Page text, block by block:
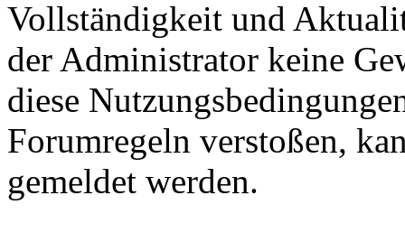
Vollständigkeit und
der Administrator keine
diese
Forumregeln verstoßen,
gemeldet werden.